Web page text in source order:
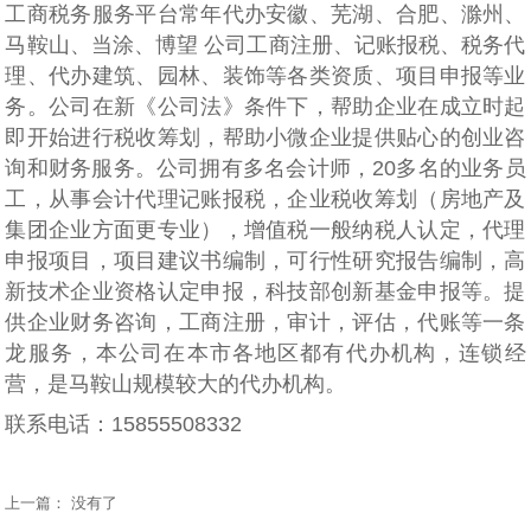
工商税务服务平台常年代办安徽、芜湖、合肥、滁州、
马鞍山、当涂、博望 公司工商注册、记账报税、税务代
理、代办建筑、园林、装饰等各类资质、项目申报等业
务。公司在新《公司法》条件下，帮助企业在成立时起
即开始进行税收筹划，帮助小微企业提供贴心的创业咨
询和财务服务。公司拥有多名会计师，20多名的业务员
工，从事会计代理记账报税，企业税收筹划（房地产及
集团企业方面更专业），增值税一般纳税人认定，代理
申报项目，项目建议书编制，可行性研究报告编制，高
新技术企业资格认定申报，科技部创新基金申报等。提
供企业财务咨询，工商注册，审计，评估，代账等一条
龙服务，本公司在本市各地区都有代办机构，连锁经
营，是马鞍山规模较大的代办机构。
联系电话：15855508332
上一篇： 没有了